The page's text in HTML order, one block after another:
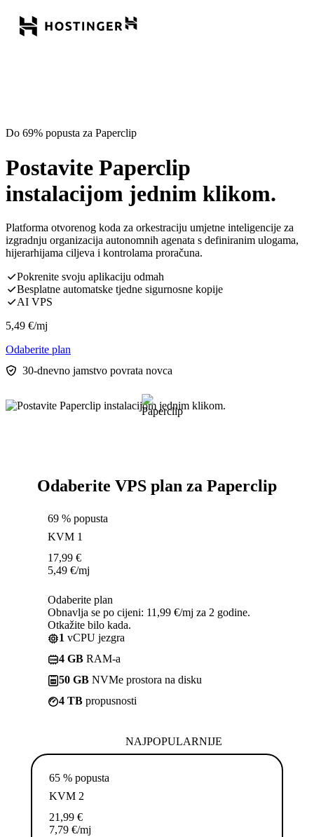
Do 69% popusta za Paperclip
Postavite Paperclip
instalacijom jednim klikom.
Platforma otvorenog koda za orkestraciju umjetne inteligencije za
izgradnju organizacija autonomnih agenata s definiranim ulogama,
hijerarhijama ciljeva i kontrolama proračuna.
Pokrenite svoju aplikaciju odmah
Besplatne automatske tjedne sigurnosne kopije
AI VPS
5,49 €/mj
Odaberite plan
30-dnevno jamstvo povrata novca
Odaberite VPS plan za Paperclip
69 % popusta
KVM 1
17,99 €
5,49 €/mj
Odaberite plan
Obnavlja se po cijeni: 11,99 €/mj za 2 godine.
Otkažite bilo kada.
1 vCPU jezgra
4 GB RAM-a
50 GB NVMe prostora na disku
4 TB propusnosti
NAJPOPULARNIJE
65 % popusta
KVM 2
21,99 €
7,79 €/mj